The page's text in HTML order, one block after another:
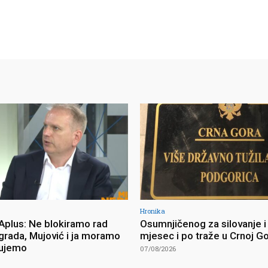
Ne blokiramo rad
Mujović i ja moramo
Hronika
Osumnjičenog za silovanje i
mjesec i po traže u Crnoj
07/08/2026